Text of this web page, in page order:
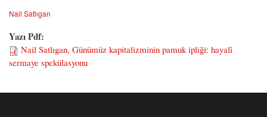
Nail Satlıgan
Yazı Pdf:
Nail Satlıgan, Günümüz kapitalizminin pamuk ipliği: hayalî
sermaye spekülasyonu